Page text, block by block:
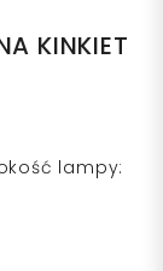
KINKIET
lampy: